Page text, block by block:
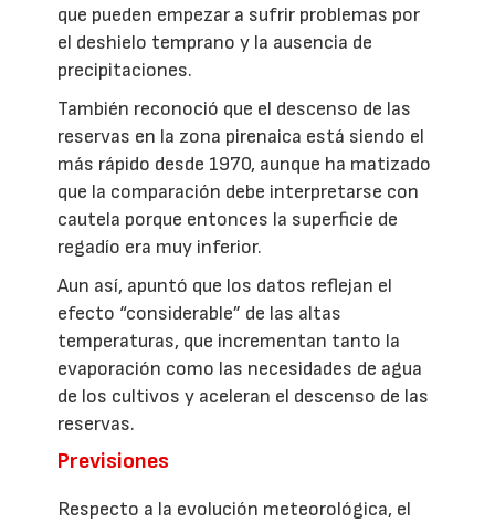
que pueden empezar a sufrir problemas por
el deshielo temprano y la ausencia de
precipitaciones.
También reconoció que el descenso de las
reservas en la zona pirenaica está siendo el
más rápido desde 1970, aunque ha matizado
que la comparación debe interpretarse con
cautela porque entonces la superficie de
regadío era muy inferior.
Aun así, apuntó que los datos reflejan el
efecto “considerable” de las altas
temperaturas, que incrementan tanto la
evaporación como las necesidades de agua
de los cultivos y aceleran el descenso de las
reservas.
Previsiones
Respecto a la evolución meteorológica, el